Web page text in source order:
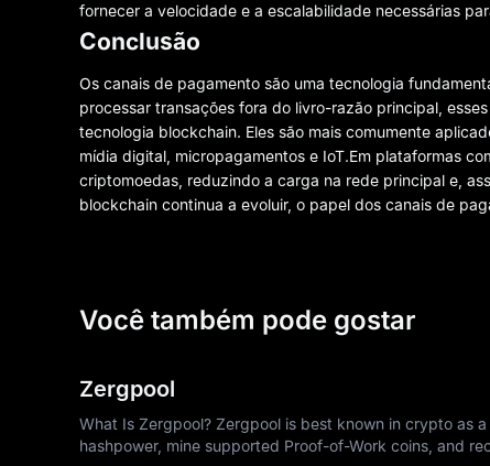
fornecer a velocidade e a escalabilidade necessárias
Conclusão
Os canais de pagamento são uma tecnologia
processar transações fora do livro-razão principal,
tecnologia blockchain. Eles são mais comumente
mídia digital, micropagamentos e IoT.Em plataformas
criptomoedas, reduzindo a carga na rede principal e,
blockchain continua a evoluir, o papel dos canais de
Você também pode gostar
Zergpool
What Is Zergpool? Zergpool is best known in crypto as
hashpower, mine supported Proof-of-Work coins, and